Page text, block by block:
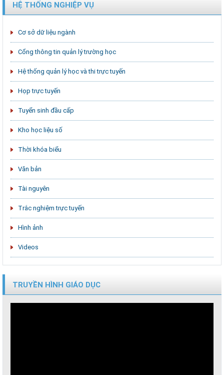
HỆ THỐNG NGHIỆP VỤ
Cơ sở dữ liệu ngành
Cổng thông tin quản lý trường học
Hệ thống quản lý học và thi trực tuyến
Họp trực tuyến
Tuyển sinh đầu cấp
Kho học liệu số
Thời khóa biểu
Văn bản
Tài nguyên
Trắc nghiệm trực tuyến
Hình ảnh
Videos
TRUYỀN HÌNH GIÁO DỤC